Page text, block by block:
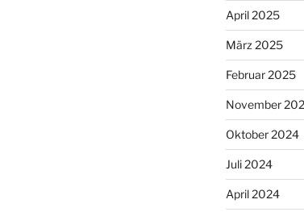
April 2025
März 2025
Februar 2025
November
Oktober 2024
Juli 2024
April 2024